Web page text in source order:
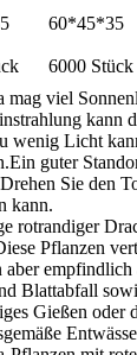
60*45*35
6000 Stück
mag viel
kann
wenig Licht
guter
Sie den
kann.
rotrandiger
Pflanzen
aber
Blattabfall
Gießen oder